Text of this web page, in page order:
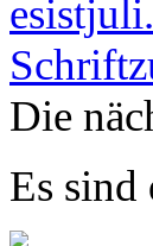
Die
Es sind